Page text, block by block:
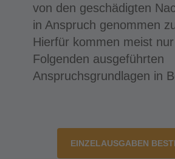
von den geschädigten
in Anspruch genommen
Hierfür kommen meist
Folgenden ausgeführten
Anspruchsgrundlagen in
EINZELAUSGABEN